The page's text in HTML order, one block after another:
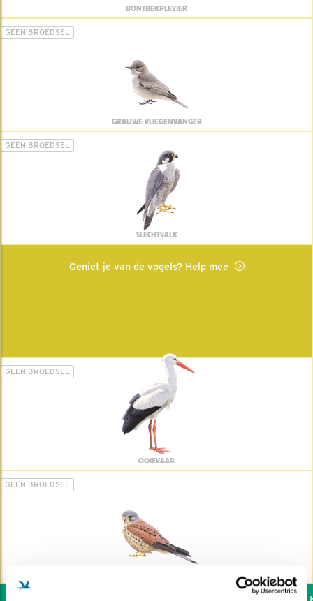
BONTBEKPLEVIER
GEEN BROEDSEL
GRAUWE VLIEGENVANGER
GEEN BROEDSEL
SLECHTVALK
Geniet je van de vogels? Help mee
GEEN BROEDSEL
OOIEVAAR
GEEN BROEDSEL